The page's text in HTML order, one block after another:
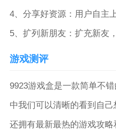
4、分享好资源：用户自主
5、扩列新朋友：扩充新友
游戏测评
9923游戏盒是一款简单不
中我们可以清晰的看到自
还拥有最新最热的游戏攻